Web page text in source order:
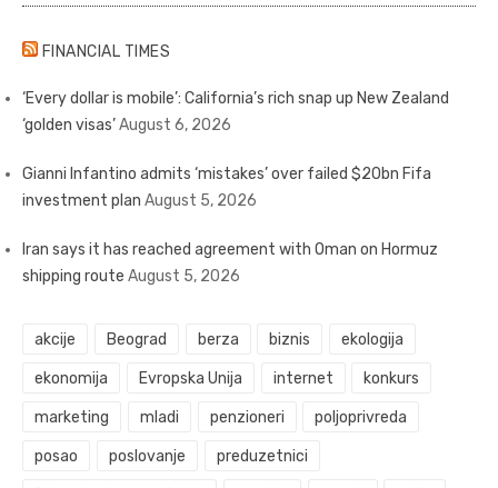
FINANCIAL TIMES
‘Every dollar is mobile’: California’s rich snap up New Zealand
‘golden visas’August 6, 2026
Gianni Infantino admits ‘mistakes’ over failed $20bn Fifa
investment plan August 5, 2026
Iran says it has reached agreement with Oman on Hormuz
shipping route August 5, 2026
akcije Beograd berza biznis ekologija
ekonomija Evropska Unija internet konkurs
marketing mladi penzioneri poljoprivreda
posao poslovanje preduzetnici